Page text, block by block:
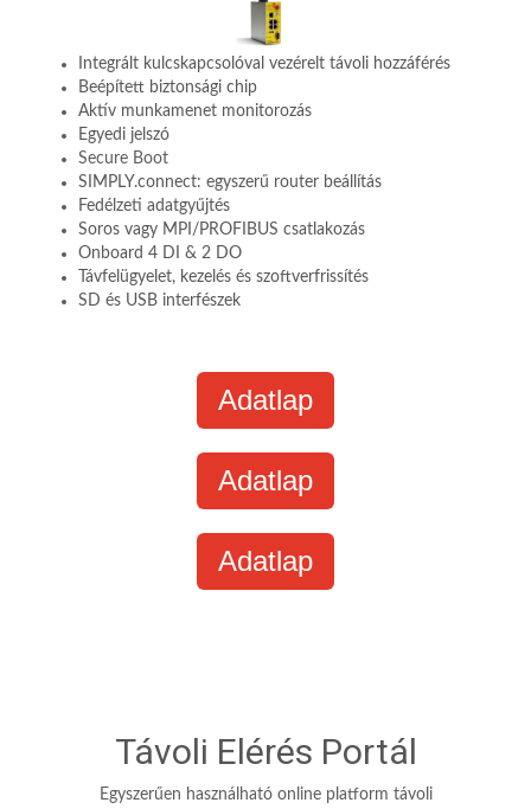
Integrált kulcskapcsolóval vezérelt távoli hozzáférés
Beépített biztonsági chip
Aktív munkamenet monitorozás
Egyedi jelszó
Secure Boot
SIMPLY.connect: egyszerű router beállítás
Fedélzeti adatgyűjtés
Soros vagy MPI/PROFIBUS csatlakozás
Onboard 4 DI & 2 DO
Távfelügyelet, kezelés és szoftverfrissítés
SD és USB interfészek
Adatlap
Adatlap
Adatlap
Távoli Elérés Portál
Egyszerűen használható online platform távoli